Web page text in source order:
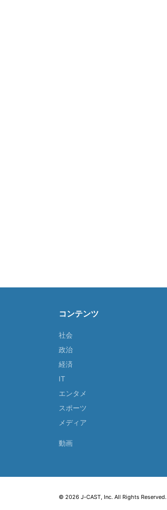
コンテンツ
社会
政治
経済
IT
エンタメ
スポーツ
メディア
動画
© 2026 J-CAST, Inc. All Rights Reserved.